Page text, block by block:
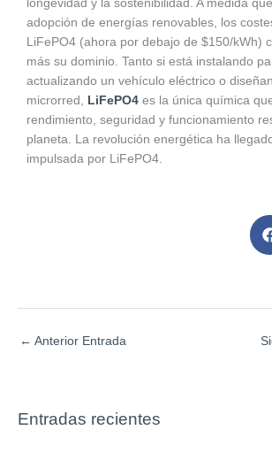
longevidad y la sostenibilidad. A medida
adopción de energías renovables, los
LiFePO4 (ahora por debajo de $150/kWh)
más su dominio. Tanto si está instalando
actualizando un vehículo eléctrico o
microrred, LiFePO4 es la única química
rendimiento, seguridad y funcionamiento
planeta. La revolución energética ha
impulsada por LiFePO4.
← Anterior Entrada
Entradas recientes